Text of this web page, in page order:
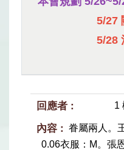
5/27
5/28
1
眷屬兩人。
0.06衣服：M。張